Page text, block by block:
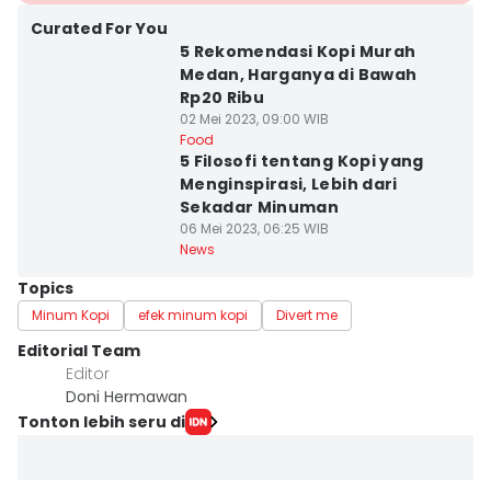
Curated For You
5 Rekomendasi Kopi Murah
Medan, Harganya di Bawah
Rp20 Ribu
02 Mei 2023, 09:00 WIB
Food
5 Filosofi tentang Kopi yang
Menginspirasi, Lebih dari
Sekadar Minuman
06 Mei 2023, 06:25 WIB
News
Topics
Minum Kopi efek minum kopi Divert me
Editorial Team
Editor
Doni Hermawan
Tonton lebih seru di